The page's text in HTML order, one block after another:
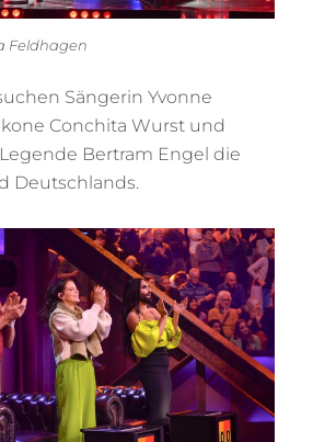
Feldhagen
Sängerin Yvonne
Conchita Wurst und
Bertram Engel die
Deutschlands.